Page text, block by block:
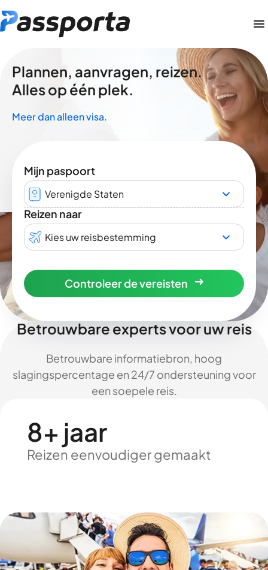
Plannen, aanvragen, reizen.
Alles op één plek.
Meer dan alleen visa.
Mijn paspoort
Verenigde Staten
Reizen naar
Kies uw reisbestemming
Controleer de vereisten
Betrouwbare experts voor uw reis
Betrouwbare informatiebron, hoog
slagingspercentage en 24/7 ondersteuning voor
een soepele reis.
8+ jaar
Reizen eenvoudiger gemaakt